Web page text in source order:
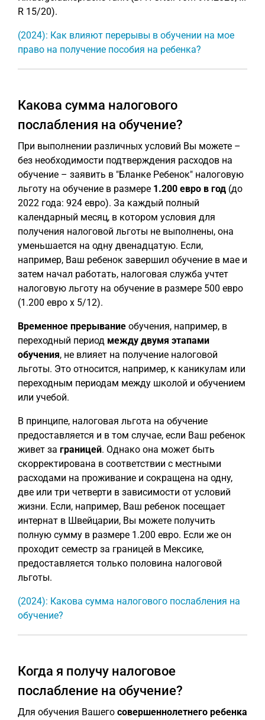
R 15/20).
(2024): Как влияют перерывы в обучении на мое
право на получение пособия на ребенка?
Какова сумма налогового
послабления на обучение?
При выполнении различных условий Вы можете –
без необходимости подтверждения расходов на
обучение – заявить в "Бланке Ребенок" налоговую
льготу на обучение в размере 1.200 евро в год (до
2022 года: 924 евро). За каждый полный
календарный месяц, в котором условия для
получения налоговой льготы не выполнены, она
уменьшается на одну двенадцатую. Если,
например, Ваш ребенок завершил обучение в мае и
затем начал работать, налоговая служба учтет
налоговую льготу на обучение в размере 500 евро
(1.200 евро x 5/12).
Временное прерывание обучения, например, в
переходный период между двумя этапами
обучения, не влияет на получение налоговой
льготы. Это относится, например, к каникулам или
переходным периодам между школой и обучением
или учебой.
В принципе, налоговая льгота на обучение
предоставляется и в том случае, если Ваш ребенок
живет за границей. Однако она может быть
скорректирована в соответствии с местными
расходами на проживание и сокращена на одну,
две или три четверти в зависимости от условий
жизни. Если, например, Ваш ребенок посещает
интернат в Швейцарии, Вы можете получить
полную сумму в размере 1.200 евро. Если же он
проходит семестр за границей в Мексике,
предоставляется только половина налоговой
льготы.
(2024): Какова сумма налогового послабления на
обучение?
Когда я получу налоговое
послабление на обучение?
Для обучения Вашего совершеннолетнего ребенка